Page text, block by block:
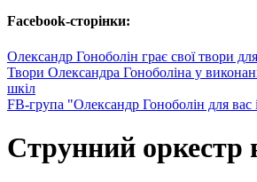
Facebook-сторінки:
Олександр Гоноболін грає свої твори
Твори Олександра Гоноболіна у
шкіл
FB-група "Олександр Гоноболін для вас
Струнний